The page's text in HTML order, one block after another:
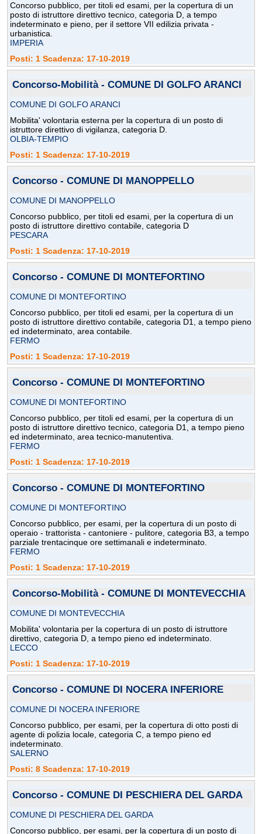
Concorso pubblico, per titoli ed esami, per la copertura di un
posto di istruttore direttivo tecnico, categoria D, a tempo
indeterminato e pieno, per il settore VII edilizia privata -
urbanistica.
IMPERIA
Posti: 1 Scadenza: 17-10-2019
Concorso-Mobilità - COMUNE DI GOLFO ARANCI
COMUNE DI GOLFO ARANCI
Mobilita' volontaria esterna per la copertura di un posto di
istruttore direttivo di vigilanza, categoria D.
OLBIA-TEMPIO
Posti: 1 Scadenza: 17-10-2019
Concorso - COMUNE DI MANOPPELLO
COMUNE DI MANOPPELLO
Concorso pubblico, per titoli ed esami, per la copertura di un
posto di istruttore direttivo contabile, categoria D
PESCARA
Posti: 1 Scadenza: 17-10-2019
Concorso - COMUNE DI MONTEFORTINO
COMUNE DI MONTEFORTINO
Concorso pubblico, per titoli ed esami, per la copertura di un
posto di istruttore direttivo contabile, categoria D1, a tempo pieno
ed indeterminato, area contabile.
FERMO
Posti: 1 Scadenza: 17-10-2019
Concorso - COMUNE DI MONTEFORTINO
COMUNE DI MONTEFORTINO
Concorso pubblico, per titoli ed esami, per la copertura di un
posto di istruttore direttivo tecnico, categoria D1, a tempo pieno
ed indeterminato, area tecnico-manutentiva.
FERMO
Posti: 1 Scadenza: 17-10-2019
Concorso - COMUNE DI MONTEFORTINO
COMUNE DI MONTEFORTINO
Concorso pubblico, per esami, per la copertura di un posto di
operaio - trattorista - cantoniere - pulitore, categoria B3, a tempo
parziale trentacinque ore settimanali e indeterminato.
FERMO
Posti: 1 Scadenza: 17-10-2019
Concorso-Mobilità - COMUNE DI MONTEVECCHIA
COMUNE DI MONTEVECCHIA
Mobilita' volontaria per la copertura di un posto di istruttore
direttivo, categoria D, a tempo pieno ed indeterminato.
LECCO
Posti: 1 Scadenza: 17-10-2019
Concorso - COMUNE DI NOCERA INFERIORE
COMUNE DI NOCERA INFERIORE
Concorso pubblico, per esami, per la copertura di otto posti di
agente di polizia locale, categoria C, a tempo pieno ed
indeterminato.
SALERNO
Posti: 8 Scadenza: 17-10-2019
Concorso - COMUNE DI PESCHIERA DEL GARDA
COMUNE DI PESCHIERA DEL GARDA
Concorso pubblico, per esami, per la copertura di un posto di